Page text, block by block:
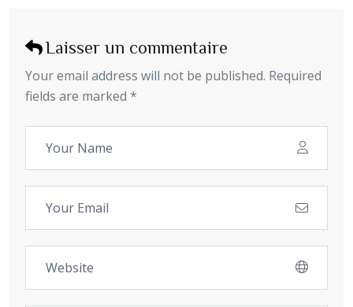
Laisser un commentaire
Your email address will not be published. Required
fields are marked *